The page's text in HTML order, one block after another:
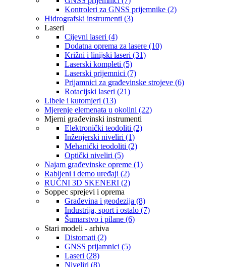
Kontroleri za GNSS prijemnike (2)
Hidrografski instrumenti (3)
Laseri
Cijevni laseri (4)
Dodatna oprema za lasere (10)
Križni i linijski laseri (31)
Laserski kompleti (5)
Laserski prijemnici (7)
Prijamnici za građevinske strojeve (6)
Rotacijski laseri (21)
Libele i kutomjeri (13)
Mjerenje elemenata u okolini (22)
Mjerni građevinski instrumenti
Elektronički teodoliti (2)
Inženjerski niveliri (1)
Mehanički teodoliti (2)
Optički niveliri (5)
Najam građevinske opreme (1)
Rabljeni i demo uređaji (2)
RUČNI 3D SKENERI (2)
Soppec sprejevi i oprema
Građevina i geodezija (8)
Industrija, sport i ostalo (7)
Šumarstvo i pilane (6)
Stari modeli - arhiva
Distomati (2)
GNSS prijamnici (5)
Laseri (28)
Niveliri (8)